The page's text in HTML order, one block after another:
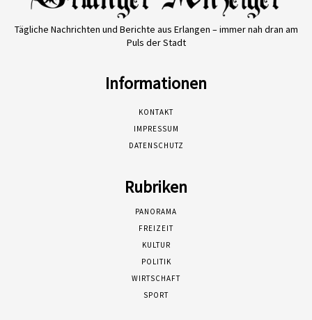
Tägliche Nachrichten und Berichte aus Erlangen – immer nah dran am
Puls der Stadt
Informationen
KONTAKT
IMPRESSUM
DATENSCHUTZ
Rubriken
PANORAMA
FREIZEIT
KULTUR
POLITIK
WIRTSCHAFT
SPORT